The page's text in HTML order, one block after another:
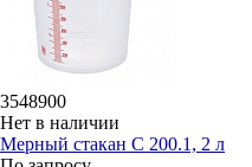
3548900
Нет в наличии
Мерный стакан C 200.1, 2 л